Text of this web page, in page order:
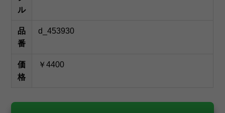
ル
品
番
d_453930
価
格
￥4400